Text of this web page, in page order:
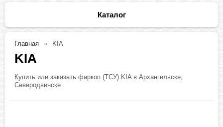
Каталог
Главная KIA
KIA
Купить или заказать фаркоп (ТСУ) KIA в Архангельске,
Северодвинске